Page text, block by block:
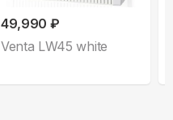
49,990 ₽
Venta LW45 white